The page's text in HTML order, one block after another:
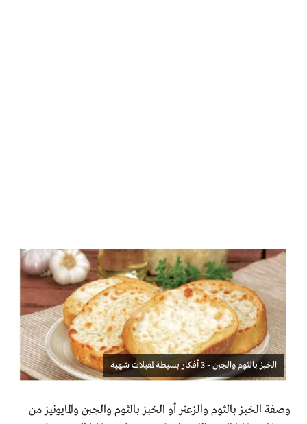
الخبز بالثوم والجبن - 3 أفكار بسيطة لمقبلات شهية
وصفة الخبز بالثوم والزعتر أو الخبز بالثوم والجبن والمايونيز من